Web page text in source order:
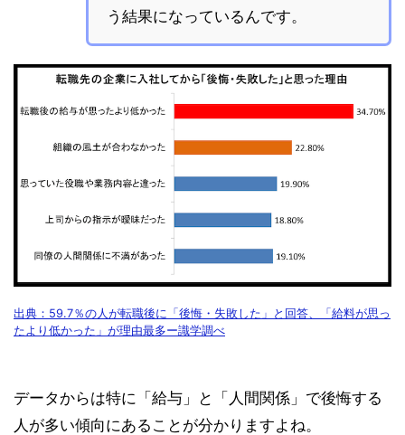
う結果になっているんです。
出典：59.7％の人が転職後に「後悔・失敗した」と回答、「給料が思っ
たより低かった」が理由最多ー識学調べ
データからは特に「給与」と「人間関係」で後悔する
人が多い傾向にあることが分かりますよね。